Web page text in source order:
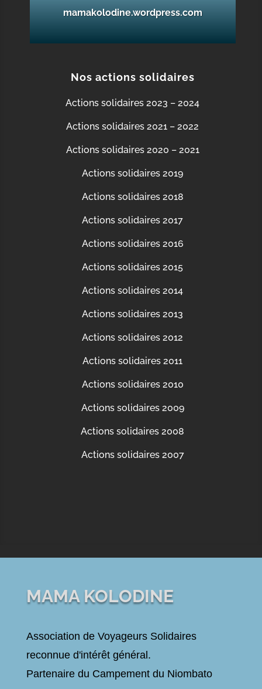
mamakolodine.wordpress.com
Nos actions solidaires
Actions solidaires 2023 – 2024
Actions solidaires 2021 – 2022
Actions solidaires 2020 – 2021
Actions solidaires 2019
Actions solidaires 2018
Actions solidaires 2017
Actions solidaires 2016
Actions solidaires 2015
Actions solidaires 2014
Actions solidaires 2013
Actions solidaires 2012
Actions solidaires 2011
Actions solidaires 2010
Actions solidaires 2009
Actions solidaires 2008
Actions solidaires 2007
MAMA KOLODINE
Association de Voyageurs Solidaires
reconnue d'intérêt général.
Partenaire du Campement du Niombato